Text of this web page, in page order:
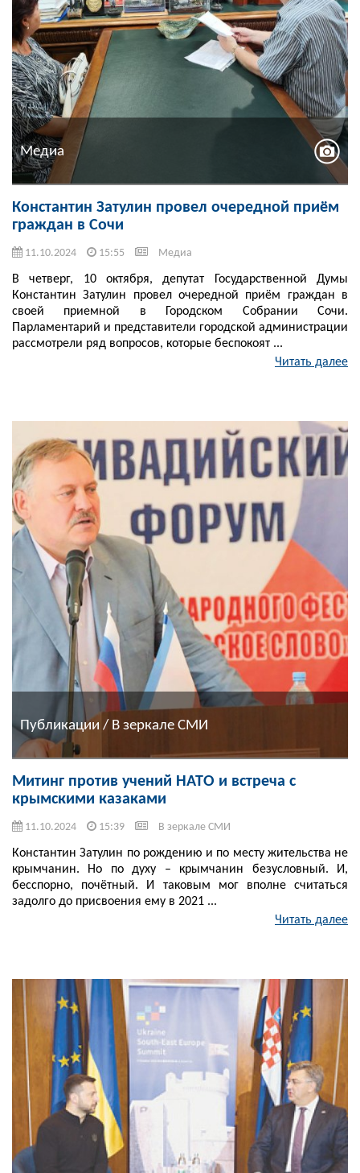
Медиа
Константин Затулин провел очередной приём
граждан в Сочи
11.10.2024 15:55 Медиа
В четверг, 10 октября, депутат Государственной Думы
Константин Затулин провел очередной приём граждан в
своей приемной в Городском Собрании Сочи.
Парламентарий и представители городской администрации
рассмотрели ряд вопросов, которые беспокоят ...
Читать далее
Публикации / В зеркале СМИ
Митинг против учений НАТО и встреча с
крымскими казаками
11.10.2024 15:39 В зеркале СМИ
Константин Затулин по рождению и по месту жительства не
крымчанин. Но по духу – крымчанин безусловный. И,
бесспорно, почётный. И таковым мог вполне считаться
задолго до присвоения ему в 2021 ...
Читать далее